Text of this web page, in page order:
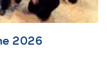
2026